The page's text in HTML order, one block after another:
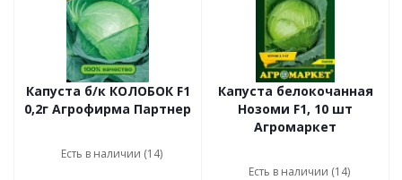
Капуста б/к КОЛОБОК F1
0,2г Агрофирма Партнер
Есть в наличии (14)
Капуста белокочанная
Нозоми F1, 10 шт
Агромаркет
Есть в наличии (14)